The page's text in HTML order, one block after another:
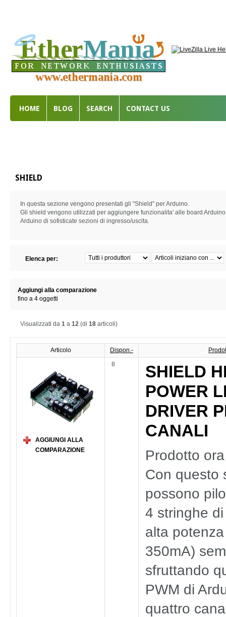
HOME BLOG SEARCH CONTACT US
SHIELD
In questa sezione vengono presentati gli "Shield" per Arduino.
Gli shield vengono utilizzati per aggiungere funzionalita' alle board
Arduino di sofisticate sezioni di ingresso/uscita.
Elenca per:
Aggiungi alla comparazione
fino a 4 oggetti
Visualizzati da 1 a 12 (di 18 articoli)
Articolo Dispon.-
AGGIUNGI ALLA
COMPARAZIONE
8
SHIELD
POWER
DRIVER
CANALI
Prodotto
Con questo
possono
4 stringhe
alta
350mA)
sfruttando
PWM di
quattro